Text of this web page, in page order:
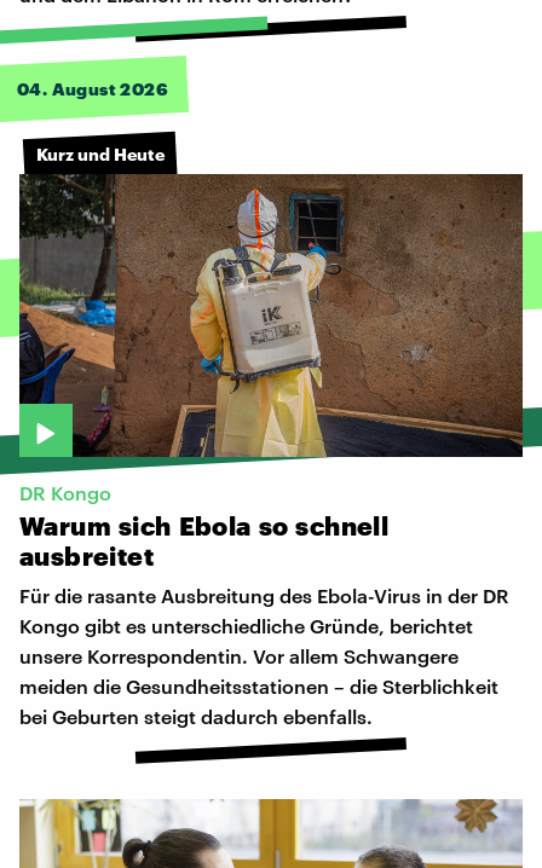
04. August 2026
Kurz und Heute
DR Kongo
Warum sich Ebola so schnell
ausbreitet
Für die rasante Ausbreitung des Ebola-Virus in der DR
Kongo gibt es unterschiedliche Gründe, berichtet
unsere Korrespondentin. Vor allem Schwangere
meiden die Gesundheitsstationen – die Sterblichkeit
bei Geburten steigt dadurch ebenfalls.